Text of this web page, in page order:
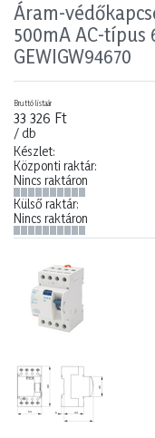
Áram-
500mA AC-típus
GEWIGW94670
Bruttó listaár
33 326 Ft
/ db
Készlet:
Központi raktár:
Nincs raktáron
Külső raktár:
Nincs raktáron